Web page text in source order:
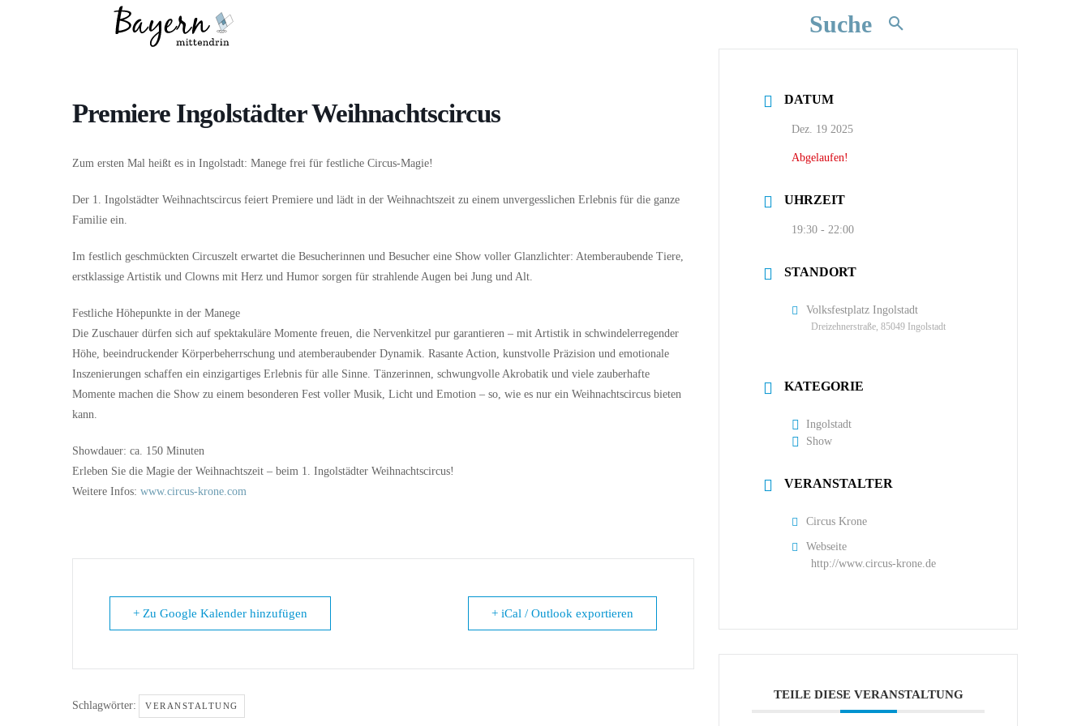
Suche
Premiere Ingolstädter Weihnachtscircus
Zum ersten Mal heißt es in Ingolstadt: Manege frei für festliche Circus-Magie!
Der 1. Ingolstädter Weihnachtscircus feiert Premiere und lädt in der Weihnachtszeit zu einem unvergesslichen Erlebnis für die ganze
Familie ein.
Im festlich geschmückten Circuszelt erwartet die Besucherinnen und Besucher eine Show voller Glanzlichter: Atemberaubende Tiere,
erstklassige Artistik und Clowns mit Herz und Humor sorgen für strahlende Augen bei Jung und Alt.
Festliche Höhepunkte in der Manege
Die Zuschauer dürfen sich auf spektakuläre Momente freuen, die Nervenkitzel pur garantieren – mit Artistik in schwindelerregender
Höhe, beeindruckender Körperbeherrschung und atemberaubender Dynamik. Rasante Action, kunstvolle Präzision und emotionale
Inszenierungen schaffen ein einzigartiges Erlebnis für alle Sinne. Tänzerinnen, schwungvolle Akrobatik und viele zauberhafte
Momente machen die Show zu einem besonderen Fest voller Musik, Licht und Emotion – so, wie es nur ein Weihnachtscircus bieten
kann.
Showdauer: ca. 150 Minuten
Erleben Sie die Magie der Weihnachtszeit – beim 1. Ingolstädter Weihnachtscircus!
Weitere Infos: www.circus-krone.com
+ Zu Google Kalender hinzufügen + iCal / Outlook exportieren
Schlagwörter: VERANSTALTUNG
DATUM
Dez. 19 2025
Abgelaufen!
UHRZEIT
19:30 - 22:00
STANDORT
Volksfestplatz Ingolstadt
Dreizehnerstraße, 85049 Ingolstadt
KATEGORIE
Ingolstadt
Show
VERANSTALTER
Circus Krone
Webseite
http://www.circus-krone.de
TEILE DIESE VERANSTALTUNG